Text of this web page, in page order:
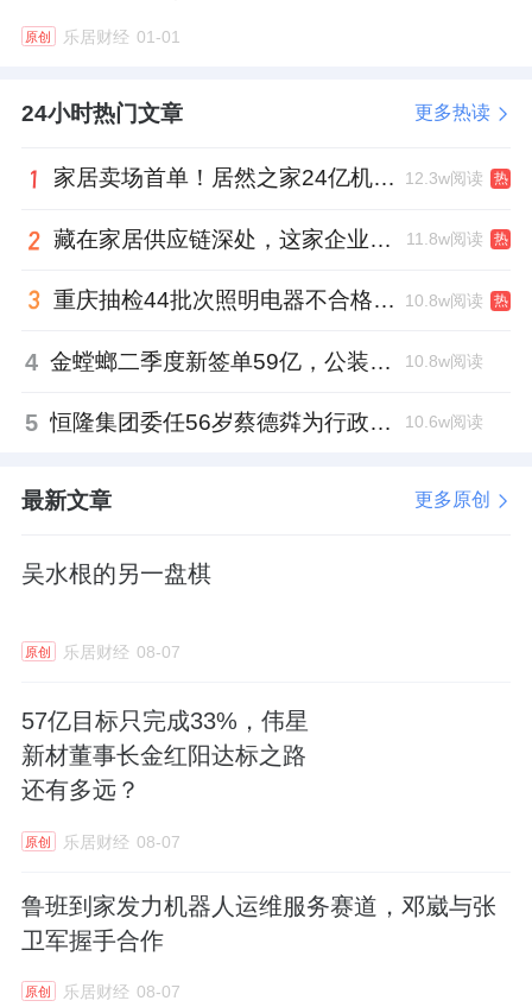
家以旧换新补贴定点单位，并连续入选新华社
R9、R8、N8S等智能家族体系，推出“新智享”
“新悦己”“新沐浴”等卫浴多场景解决方案，满足
恒洁以“焕新闪装”打通局改、旧改的最后一公
洁“焕新中国行”以政企双补、全国联动，掀起
《中国国家地理》，以“总有美好在此间”为主
的影响力。
恒洁坚信，唯有以创新驱动、品质为基石，打
之道”。
面向未来，恒洁将肩负品牌使命，依托世界级
数智化工厂、国家级研发平台与超大智能仓储
级，为产业的高质量发展作出更多贡献。
原创 乐居财经 01-01
24小时热门文章 更多热读
家居卖场首单！居然之家24亿机构间REITs获深交所无异议函 12.3w阅读 热
藏在家居供应链深处，这家企业正在悄悄转型 11.8w阅读 热
重庆抽检44批次照明电器不合格，木林森全资子公司被点名 10.8w阅读 热
4 金螳螂二季度新签单59亿，公装业务贡献逾八成 10.8w阅读
5 恒隆集团委任56岁蔡德粦为行政总裁、年薪2052万港元，曾任星巴克中国CEO 10.6w阅读
最新文章 更多原创
吴水根的另一盘棋
原创 乐居财经 08-07
57亿目标只完成33%，伟星
新材董事长金红阳达标之路
还有多远？
原创 乐居财经 08-07
鲁班到家发力机器人运维服务赛道，邓崴与张
卫军握手合作
原创 乐居财经 08-07